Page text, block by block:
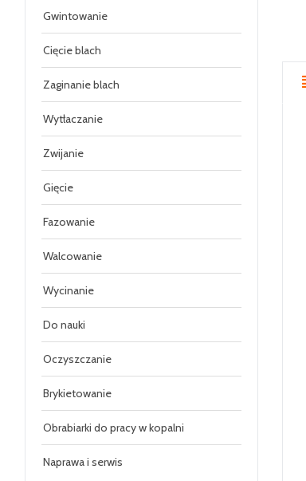
Gwintowanie
Cięcie blach
Zaginanie blach
Wytłaczanie
Zwijanie
Gięcie
Fazowanie
Walcowanie
Wycinanie
Do nauki
Oczyszczanie
Brykietowanie
Obrabiarki do pracy w kopalni
Naprawa i serwis